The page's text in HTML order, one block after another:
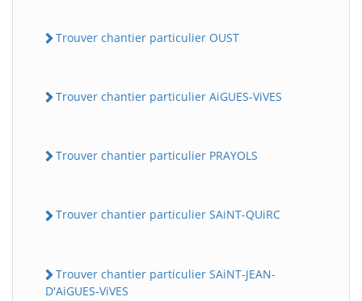
Trouver chantier particulier OUST
Trouver chantier particulier AiGUES-ViVES
Trouver chantier particulier PRAYOLS
Trouver chantier particulier SAiNT-QUiRC
Trouver chantier particulier SAiNT-JEAN-
D'AiGUES-ViVES